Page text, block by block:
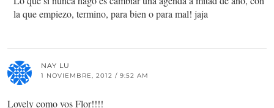
la que empiezo, termino, para bien o para mal! jaja
NAY LU
1 NOVIEMBRE, 2012 / 9:52 AM
Lovely como vos Flor!!!!